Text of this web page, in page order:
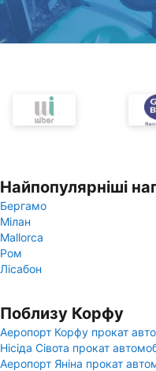
Найпопулярніші
Бергамо
Мілан
Mallorca
Ром
Лісабон
Поблизу Корфу
Аеропорт Корфу прокат
Нісіда Сівота прокат
Аеропорт Яніна прокат